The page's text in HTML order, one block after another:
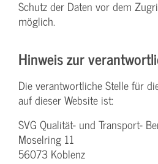
Schutz der Daten vor dem
möglich.
Hinweis zur
Die verantwortliche Stelle für
auf dieser Website ist:
SVG Qualität- und Transport-
Moselring 11
56073 Koblenz